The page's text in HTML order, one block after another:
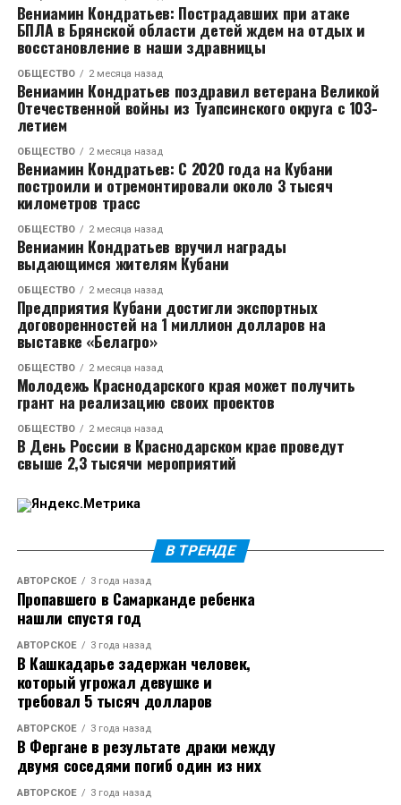
Напомним, что роман с Кабак Тимур Родригез
перестал скрывать совсем недавно. Артист стал
приглашенным гостем в «шоу Воли», где впервые
заявил о своей любви к актрисе и назвал её лучшей
женщиной в мире. По словам шоумена, он наконец-
то нашел, что искал, и наслаждается каждым днем с
Откровения певца вызвали бурные споры в Сети.
Дело в том, что недавно Тимур Родригез впервые
откровенно рассказал о разводе с Анной
Девочкиной после 16 лет брака. Артист решил
разойтись с супругой осенью прошлого года. Он
признался, что объявил жене об этом решение по
телефону, так как она не была в Москве. Когда
женщина вернулась в столицу, то узнала, что у
Родригеза уже новая любовь.
Многие пользователи раскритиковали Екатерину за
то, что та увела певца из семьи, поэтому Тимуру
пришлось дать новый комментарий. Он объяснил,
что сразу после разрыва с женой встречался с
другой девушкой. Уже в ноябре он впервые вышел в
свет с Кабак. Бывшая жена Родригеза эмоционально
Вениамин Кондратьев: Пострадавших при атаке
БПЛА в Брянской области детей ждем на отдых и
восстановление в наши здравницы
ОБЩЕСТВО 2 месяца назад
Вениамин Кондратьев поздравил ветерана Великой
Отечественной войны из Туапсинского округа с 103-
летием
ОБЩЕСТВО 2 месяца назад
Вениамин Кондратьев: С 2020 года на Кубани
построили и отремонтировали около 3 тысяч
километров трасс
ОБЩЕСТВО 2 месяца назад
Вениамин Кондратьев вручил награды
выдающимся жителям Кубани
ОБЩЕСТВО 2 месяца назад
Предприятия Кубани достигли экспортных
договоренностей на 1 миллион долларов на
выставке «Белагро»
ОБЩЕСТВО 2 месяца назад
Молодежь Краснодарского края может получить
грант на реализацию своих проектов
ОБЩЕСТВО 2 месяца назад
В День России в Краснодарском крае проведут
свыше 2,3 тысячи мероприятий
В ТРЕНДЕ
АВТОРСКОЕ 3 года назад
Пропавшего в Самарканде ребенка
нашли спустя год
АВТОРСКОЕ 3 года назад
В Кашкадарье задержан человек,
который угрожал девушке и
требовал 5 тысяч долларов
АВТОРСКОЕ 3 года назад
В Фергане в результате драки между
двумя соседями погиб один из них
АВТОРСКОЕ 3 года назад